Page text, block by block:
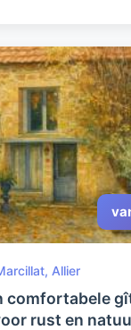
Allier
gîte,
rust en